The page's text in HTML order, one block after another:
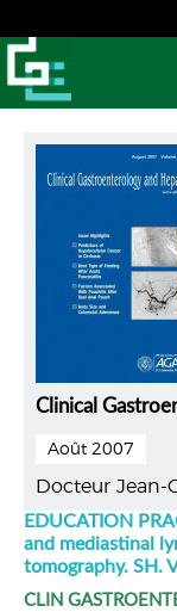
Clinical
Août 2007
Docteur Jean-
EDUCATION
and mediastinal
tomography. SH.
CLIN